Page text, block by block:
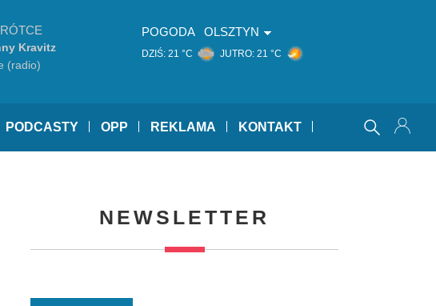
Kravitz
(radio)
POGODA OLSZTYN
DZIŚ: 21 °C JUTRO: 21 °C
PODCASTY OPP REKLAMA KONTAKT
NEWSLETTER